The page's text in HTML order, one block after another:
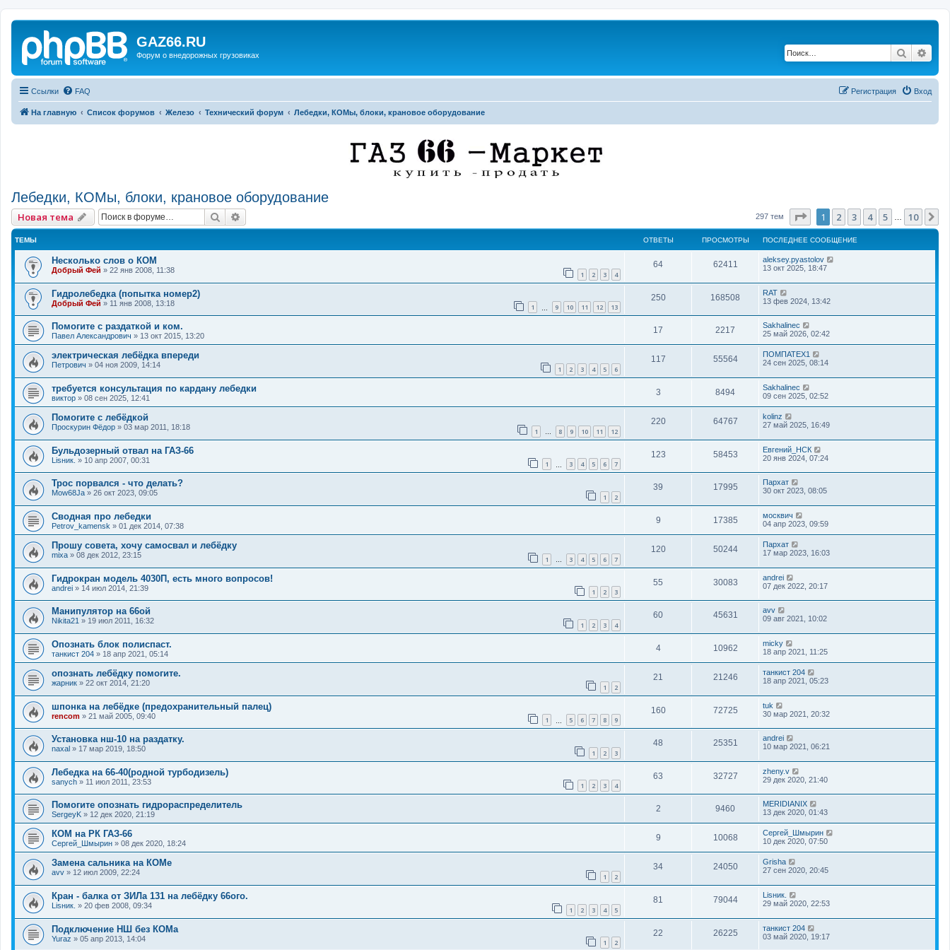
GAZ66.RU
Форум о внедорожных грузовиках Поиск
Ссылки FAQ Вход
Регистрация
На главную Список форумов Железо Технический форум Лебедки, КОМы, блоки, крановое оборудование
Лебедки, КОМы, блоки, крановое оборудование
Новая тема Поиск 297 тем Страница из 10
1 2 3 4 5 10
ТЕМЫ ОТВЕТЫ ПРОСМОТРЫ ПОСЛЕДНЕЕ СООБЩЕНИЕ
Несколько слов о КОМ
Добрый Фей » 22 янв 2008, 11:38 1 2 3 4
64 62411
aleksey.pyastolov
13 окт 2025, 18:47
Гидролебедка (попытка номер2)
Добрый Фей » 11 янв 2008, 13:18 1 9 10 11 12 13
250 168508
RAT
13 фев 2024, 13:42
Помогите с раздаткой и ком.
Павел Александрович » 13 окт 2015, 13:20
17 2217
Sakhalinec
25 май 2026, 02:42
электрическая лебёдка впереди
Петрович » 04 ноя 2009, 14:14 1 2 3 4 5 6
117 55564
ПОМПАТЕХ1
24 сен 2025, 08:14
требуется консультация по кардану лебедки
виктор » 08 сен 2025, 12:41
3 8494
Sakhalinec
09 сен 2025, 02:52
Помогите с лебёдкой
Проскурин Фёдор » 03 мар 2011, 18:18 1 … 8 9 10 11 12
220 64767
kolinz
27 май 2025, 16:49
Бульдозерный отвал на ГАЗ-66
Lisник. » 10 апр 2007, 00:31 1 3 4 5 6 7
123 58453
Евгений_НСК
20 янв 2024, 07:24
Трос порвался - что делать?
Mow68Ja » 26 окт 2023, 09:05 1 2
39 17995
Пархат
30 окт 2023, 08:05
Сводная про лебедки
Petrov_kamensk » 01 дек 2014, 07:38
9 17385
москвич
04 апр 2023, 09:59
Прошу совета, хочу самосвал и лебёдку
mixa » 08 дек 2012, 23:15 1 … 3 4 5 6 7
120 50244
Пархат
17 мар 2023, 16:03
Гидрокран модель 4030П, есть много вопросов!
andrei » 14 июл 2014, 21:39 1 2 3
55 30083
andrei
07 дек 2022, 20:17
Манипулятор на 66ой
Nikita21 » 19 июл 2011, 16:32 1 2 3 4
60 45631
avv
09 авг 2021, 10:02
Опознать блок полиспаст.
танкист 204 » 18 апр 2021, 05:14
4 10962
micky
18 апр 2021, 11:25
опознать лебёдку помогите.
жарник » 22 окт 2014, 21:20 1 2
21 21246
танкист 204
18 апр 2021, 05:23
шпонка на лебёдке (предохранительный палец)
rencom » 21 май 2005, 09:40 1 5 6 7 8 9
160 72725
tuk
30 мар 2021, 20:32
Установка нш-10 на раздатку.
naxal » 17 мар 2019, 18:50 1 2 3
48 25351
andrei
10 мар 2021, 06:21
Лебедка на 66-40(родной турбодизель)
sanych » 11 июл 2011, 23:53 1 2 3 4
63 32727
zheny.v
29 дек 2020, 21:40
Помогите опознать гидрораспределитель
SergeyK » 12 дек 2020, 21:19
2 9460
MERIDIANIX
13 дек 2020, 01:43
КОМ на РК ГАЗ-66
Сергей_Шмырин » 08 дек 2020, 18:24
9 10068
Сергей_Шмырин
10 дек 2020, 07:50
Замена сальника на КОМе
avv » 12 июл 2009, 22:24 1 2
34 24050
Grisha
27 сен 2020, 20:45
Кран - балка от ЗИЛа 131 на лебёдку 66ого.
Lisник. » 20 фев 2008, 09:34 1 2 3 4 5
81 79044
Lisник.
29 май 2020, 22:53
Подключение НШ без КОМа
Yuraz » 05 апр 2013, 14:04 1 2
22 26225
танкист 204
03 май 2020, 19:17